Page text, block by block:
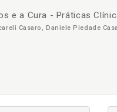
e a Cura - Práticas
Casaro, Daniele Piedade
- +